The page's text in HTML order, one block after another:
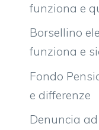
funziona e
Borsellino
funziona e
Fondo
e differenze
Denuncia